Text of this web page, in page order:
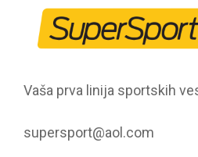
Vaša prva linija sportskih
supersport@aol.com